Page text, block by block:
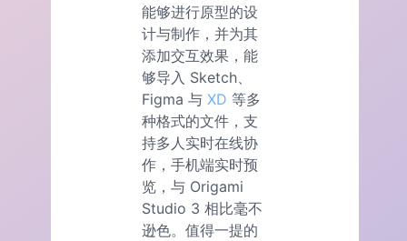
能够进行原型的设
计与制作，并为其
添加交互效果，能
够导入 Sketch、
Figma 与 XD 等多
种格式的文件，支
持多人实时在线协
作，手机端实时预
览，与 Origami
Studio 3 相比毫不
逊色。值得一提的